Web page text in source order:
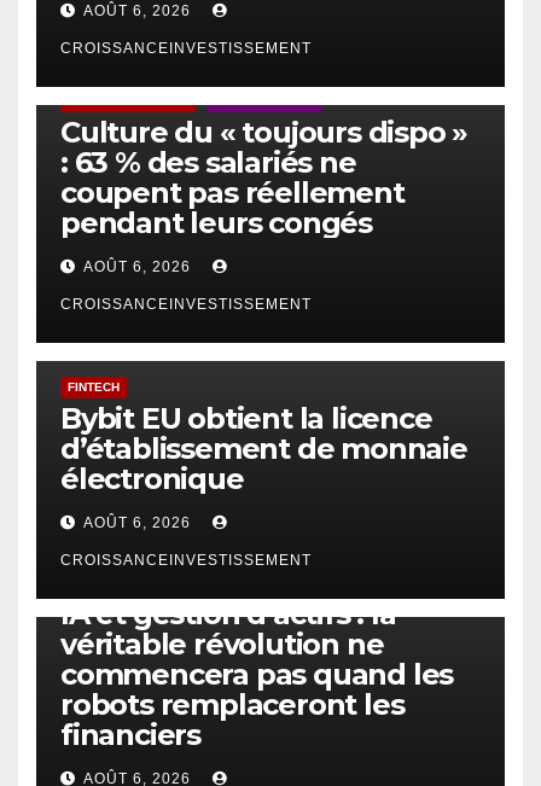
AOÛT 6, 2026
CROISSANCEINVESTISSEMENT
Culture du « toujours dispo »
: 63 % des salariés ne
coupent pas réellement
pendant leurs congés
AOÛT 6, 2026
CROISSANCEINVESTISSEMENT
FINTECH
Bybit EU obtient la licence
d’établissement de monnaie
électronique
AOÛT 6, 2026
CROISSANCEINVESTISSEMENT
IA et gestion d’actifs : la
véritable révolution ne
commencera pas quand les
robots remplaceront les
financiers
AOÛT 6, 2026